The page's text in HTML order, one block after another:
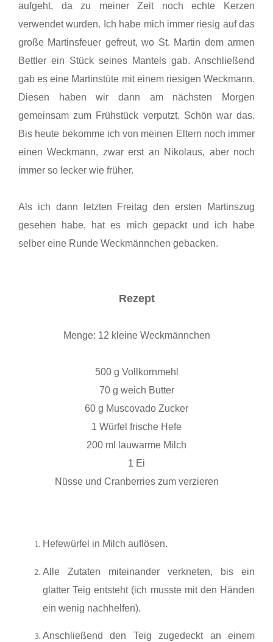
aufgeht, da zu meiner Zeit noch echte Kerzen
verwendet wurden. Ich habe mich immer riesig auf das
große Martinsfeuer gefreut, wo St. Martin dem armen
Bettler ein Stück seines Mantels gab. Anschließend
gab es eine Martinstüte mit einem riesigen Weckmann.
Diesen haben wir dann am nächsten Morgen
gemeinsam zum Frühstück verputzt. Schön war das.
Bis heute bekomme ich von meinen Eltern noch immer
einen Weckmann, zwar erst an Nikolaus, aber noch
immer so lecker wie früher.
Als ich dann letzten Freitag den ersten Martinszug
gesehen habe, hat es mich gepackt und ich habe
selber eine Runde Weckmännchen gebacken.
Rezept
Menge: 12 kleine Weckmännchen
500 g Vollkornmehl
70 g weich Butter
60 g Muscovado Zucker
1 Würfel frische Hefe
200 ml lauwarme Milch
1 Ei
Nüsse und Cranberries zum verzieren
Hefewürfel in Milch auflösen.
Alle Zutaten miteinander verkneten, bis ein
glatter Teig entsteht (ich musste mit den Händen
ein wenig nachhelfen).
Anschließend den Teig zugedeckt an einem